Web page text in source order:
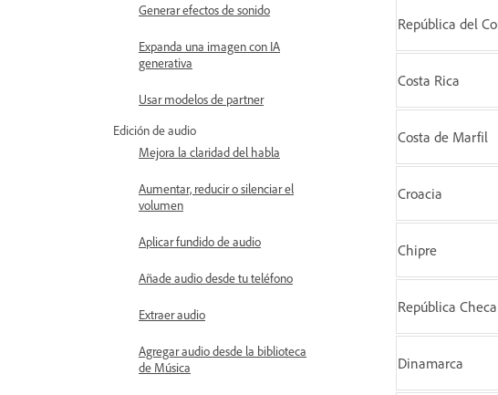
Generar efectos de sonido
Expanda una imagen con IA
generativa
Usar modelos de partner
Edición de audio
Mejora la claridad del habla
Aumentar, reducir o silenciar el
volumen
Aplicar fundido de audio
Añade audio desde tu teléfono
Extraer audio
Agregar audio desde la biblioteca
de Música
República del
Costa Rica
Costa de Marfil
Croacia
Chipre
República Checa
Dinamarca